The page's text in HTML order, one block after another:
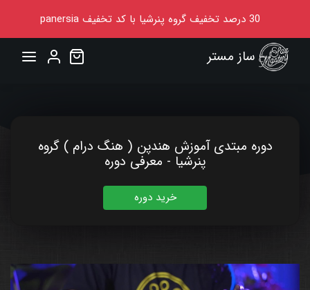
30 درصد تخفیف گروه پنرشیا با کد تخفیفpanersia
ساز مستر
دوره مبتدی آموزش هندپن ( هنگ درام ) گروه
پنرشیا - معرفی دوره
خرید دوره
00:00